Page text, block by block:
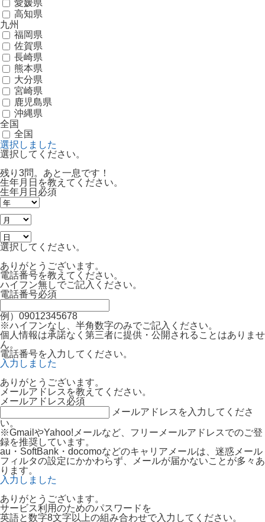
愛媛県
高知県
九州
福岡県
佐賀県
長崎県
熊本県
大分県
宮崎県
鹿児島県
沖縄県
全国
全国
選択しました
選択してください。
残り3問。あと一息です！
生年月日を教えてください。
生年月日 必須
選択してください。
ありがとうございます。
電話番号を教えてください。
ハイフン無しでご記入ください。
電話番号必須
例）09012345678
※ハイフンなし、半角数字のみでご記入ください。
個人情報は承諾なく第三者に提供・公開されることはありませ
ん。
電話番号を入力してください。
入力しました
ありがとうございます。
メールアドレスを教えてください。
メールアドレス必須
メールアドレスを入力してくださ
い。
※GmailやYahoo!メールなど、フリーメールアドレスでのご登
録を推奨しています。
au・SoftBank・docomoなどのキャリアメールは、迷惑メール
フィルタの設定にかかわらず、メールが届かないことが多々あ
ります。
入力しました
ありがとうございます。
サービス利用のためのパスワードを
英語と数字8文字以上の組み合わせで入力してください。